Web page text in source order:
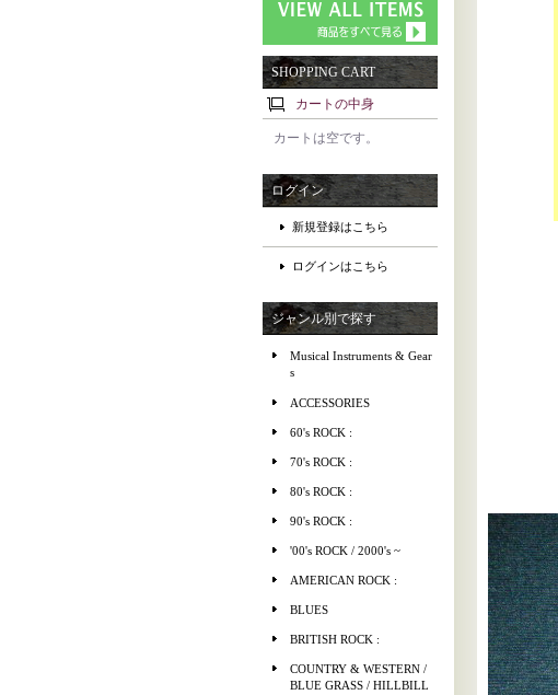
SHOPPING CART
カートの中身
カートは空です。
ログイン
新規登録はこちら
ログインはこちら
ジャンル別で探す
Musical Instruments & Gear
s
ACCESSORIES
60's ROCK :
70's ROCK :
80's ROCK :
90's ROCK :
'00's ROCK / 2000's ~
AMERICAN ROCK :
BLUES
BRITISH ROCK :
COUNTRY & WESTERN /
BLUE GRASS / HILLBILL